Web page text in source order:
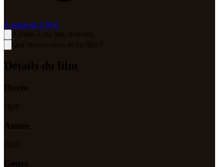
À partir de 2,99 €
Ajouter à ma liste d'envies
Que pensez-vous de ce film ?
Détails du film
Durée
28
Année
2023
Genre